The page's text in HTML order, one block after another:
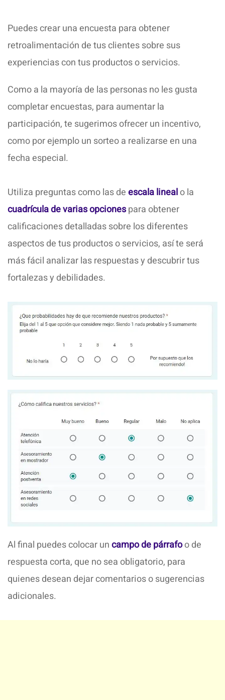
Puedes crear una encuesta para obtener
retroalimentación de tus clientes sobre sus
experiencias con tus productos o servicios.
Como a la mayoría de las personas no les gusta
completar encuestas, para aumentar la
participación, te sugerimos ofrecer un incentivo,
como por ejemplo un sorteo a realizarse en una
fecha especial.
Utiliza preguntas como las deescala linealo la
cuadrícula de varias opcionespara obtener
calificaciones detalladas sobre los diferentes
aspectos de tus productos o servicios, así te será
más fácil analizar las respuestas y descubrir tus
fortalezas y debilidades.
Al final puedes colocar uncampo de párrafoo de
respuesta corta, que no sea obligatorio, para
quienes desean dejar comentarios o sugerencias
adicionales.